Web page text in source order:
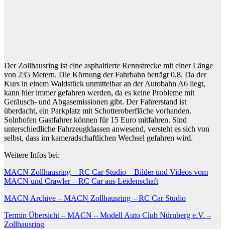
Der Zollhausring ist eine asphaltierte Rennstrecke mit einer Länge
von 235 Metern. Die Körnung der Fahrbahn beträgt 0,8. Da der
Kurs in einem Waldstück unmittelbar an der Autobahn A6 liegt,
kann hier immer gefahren werden, da es keine Probleme mit
Geräusch- und Abgasemissionen gibt. Der Fahrerstand ist
überdacht, ein Parkplatz mit Schotteroberfläche vorhanden.
Solnhofen Gastfahrer können für 15 Euro mitfahren. Sind
unterschiedliche Fahrzeugklassen anwesend, versteht es sich von
selbst, dass im kameradschaftlichen Wechsel gefahren wird.
Weitere Infos bei:
MACN Zollhausring – RC Car Studio – Bilder und Videos vom
MACN und Crawler – RC Car aus Leidenschaft
MACN Archive – MACN Zollhausring – RC Car Studio
Termin Übersicht – MACN – Modell Auto Club Nürnberg e.V. –
Zollhausring